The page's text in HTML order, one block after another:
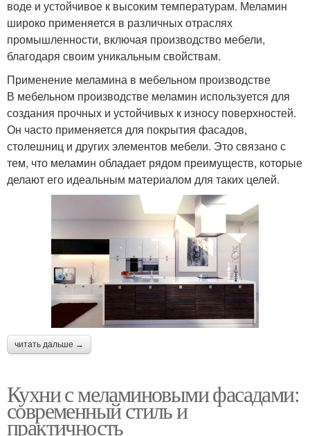
воде и устойчивое к высоким температурам. Меламин
широко применяется в различных отраслях
промышленности, включая производство мебели,
благодаря своим уникальным свойствам.
Применение меламина в мебельном производстве
В мебельном производстве меламин используется для
создания прочных и устойчивых к износу поверхностей.
Он часто применяется для покрытия фасадов,
столешниц и других элементов мебели. Это связано с
тем, что меламин обладает рядом преимуществ, которые
делают его идеальным материалом для таких целей.
читать дальше →
Кухни с меламиновыми фасадами:
современный стиль и
практичность